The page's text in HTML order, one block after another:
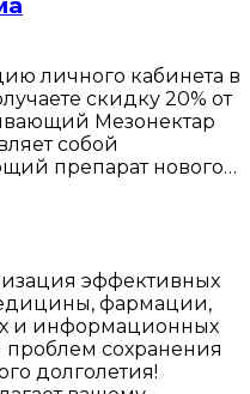
личного кабинета в
скидку 20% от
Мезонектар
собой
препарат нового…
эффективных
фармации,
и информационных
сохранения
долголетия!